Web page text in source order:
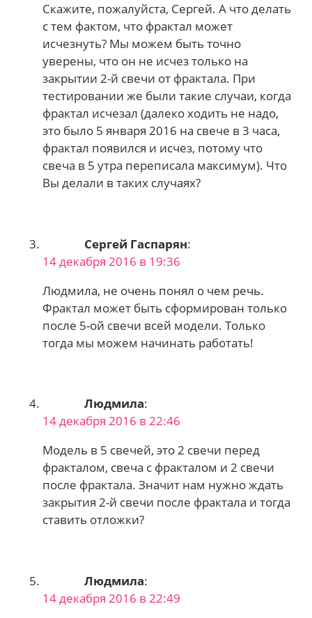
Скажите, пожалуйста, Сергей. А что делать
с тем фактом, что фрактал может
исчезнуть? Мы можем быть точно
уверены, что он не исчез только на
закрытии 2-й свечи от фрактала. При
тестировании же были такие случаи, когда
фрактал исчезал (далеко ходить не надо,
это было 5 января 2016 на свече в 3 часа,
фрактал появился и исчез, потому что
свеча в 5 утра переписала максимум). Что
Вы делали в таких случаях?
Сергей Гаспарян:
14 декабря 2016 в 19:36
Людмила, не очень понял о чем речь.
Фрактал может быть сформирован только
после 5-ой свечи всей модели. Только
тогда мы можем начинать работать!
Людмила:
14 декабря 2016 в 22:46
Модель в 5 свечей, это 2 свечи перед
фракталом, свеча с фракталом и 2 свечи
после фрактала. Значит нам нужно ждать
закрытия 2-й свечи после фрактала и тогда
ставить отложки?
Людмила:
14 декабря 2016 в 22:49